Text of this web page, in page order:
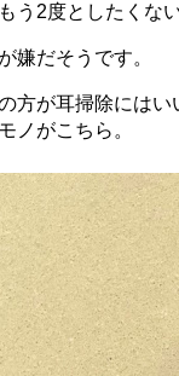
う2度としたくな
嫌だそうです。
方が耳掃除には
ノがこちら。